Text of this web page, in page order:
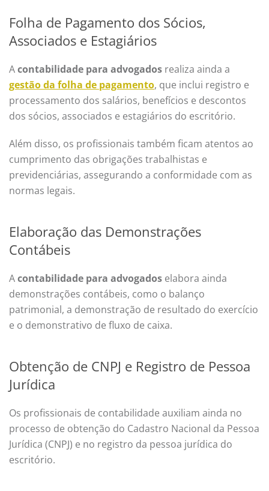
Folha de Pagamento dos Sócios,
Associados e Estagiários
Acontabilidade para advogados realiza ainda a
gestão da folha de pagamento, que inclui registro e
processamento dos salários, benefícios e descontos
dos sócios, associados e estagiários do escritório.
Além disso, os profissionais também ficam atentos ao
cumprimento das obrigações trabalhistas e
previdenciárias, assegurando a conformidade com as
normas legais.
Elaboração das Demonstrações
Contábeis
Acontabilidade para advogados elabora ainda
demonstrações contábeis, como o balanço
patrimonial, a demonstração de resultado do exercício
e o demonstrativo de fluxo de caixa.
Obtenção de CNPJ e Registro de Pessoa
Jurídica
Os profissionais de contabilidade auxiliam ainda no
processo de obtenção do Cadastro Nacional da Pessoa
Jurídica (CNPJ) e no registro da pessoa jurídica do
escritório.